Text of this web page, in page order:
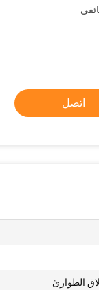
اتصل
الطوارئ